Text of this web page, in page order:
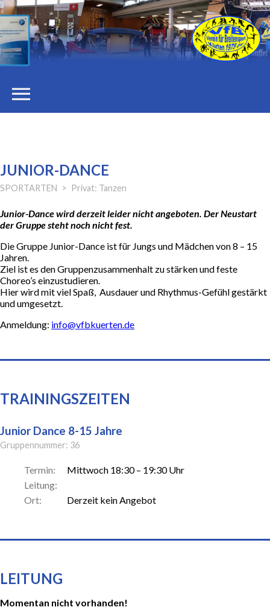
menu
DER VEREIN
Mitgliedschaft & Beiträge
Prävention sexualisierte & interpersonelle
Gewalt (PsiG)
Satzung & Finanzordnung
SPORTARTEN
Kinder- und Jugendturnen
Balance & Körperstretching
JUNIOR-DANCE
SPORTARTEN Privat: Tanzen
Junior-Dance wird derzeit leider nicht angeboten. Der Neustart
der Gruppe steht noch nicht fest.
Die Gruppe Junior-Dance ist für Jungs und Mädchen von 8 – 15
Jahren.
Ziel ist es den Gruppenzusammenhalt zu stärken und feste
Choreo’s einzustudieren.
Hier wird mit viel Spaß, Ausdauer und Rhythmus-Gefühl gestärkt
und umgesetzt.
Anmeldung: info@vfbkuerten.de
TRAININGSZEITEN
Junior Dance 8-15 Jahre
Gruppennummer: 36
Termin:
Mittwoch 18:30 – 19:30 Uhr
Leitung:
Ort:
Derzeit kein Angebot
LEITUNG
Momentan nicht vorhanden!